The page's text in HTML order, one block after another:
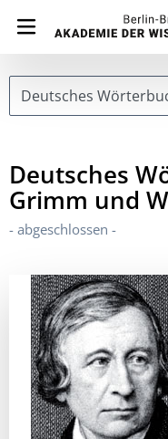
Page
Deutsches
Grimm und
- abgeschlossen -